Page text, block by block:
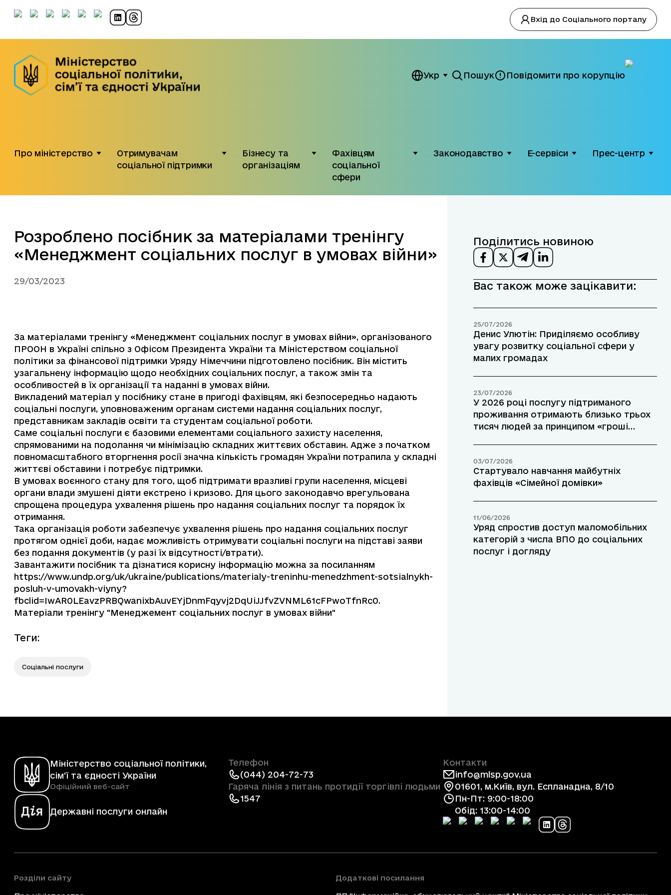
Вхід до Соціального порталу
Укр Пошук Повідомити про корупцію
Про міністерство
Отримувачам
соціальної підтримки
Бізнесу та
організаціям
Фахівцям
соціальної
сфери
Законодавство Е-сервіси Прес-центр
Розроблено посібник за матеріалами тренінгу
«Менеджмент соціальних послуг в умовах війни»
29/03/2023
За матеріалами тренінгу «Менеджмент соціальних послуг в умовах війни», організованого
ПРООН в Україні спільно з Офісом Президента України та Міністерством соціальної
політики за фінансової підтримки Уряду Німеччини підготовлено посібник. Він містить
узагальнену інформацію щодо необхідних соціальних послуг, а також змін та
особливостей в їх організації та наданні в умовах війни.
Викладений матеріал у посібнику стане в пригоді фахівцям, які безпосередньо надають
соціальні послуги, уповноваженим органам системи надання соціальних послуг,
представникам закладів освіти та студентам соціальної роботи.
Саме соціальні послуги є базовими елементами соціального захисту населення,
спрямованими на подолання чи мінімізацію складних життєвих обставин. Адже з початком
повномасштабного вторгнення росії значна кількість громадян України потрапила у складні
життєві обставини і потребує підтримки.
В умовах воєнного стану для того, щоб підтримати вразливі групи населення, місцеві
органи влади змушені діяти екстрено і кризово. Для цього законодавчо врегульована
спрощена процедура ухвалення рішень про надання соціальних послуг та порядок їх
отримання.
Така організація роботи забезпечує ухвалення рішень про надання соціальних послуг
протягом однієї доби, надає можливість отримувати соціальні послуги на підставі заяви
без подання документів (у разі їх відсутності/втрати).
Завантажити посібник та дізнатися корисну інформацію можна за посиланням
https://www.undp.org/uk/ukraine/publications/materialy-treninhu-menedzhment-sotsialnykh-
posluh-v-umovakh-viyny?
fbclid=IwAR0LEavzPRBQwanixbAuvEYjDnmFqyvj2DqUiJJfvZVNML61cFPwoTfnRc0.
Матеріали тренінгу "Менеджемент соціальних послуг в умовах війни"
Теги:
Соціальні послуги
Поділитись новиною
Вас також може зацікавити:
25/07/2026
Денис Улютін: Приділяємо особливу
увагу розвитку соціальної сфери у
малих громадах
23/07/2026
У 2026 році послугу підтриманого
проживання отримають близько трьох
тисяч людей за принципом «гроші
03/07/2026
Стартувало навчання майбутніх
фахівців «Сімейної домівки»
11/06/2026
Уряд спростив доступ маломобільних
категорій з числа ВПО до соціальних
послуг і догляду
Міністерство соціальної політики,
сім'ї та єдності України
Офіційний веб-сайт
Державні послуги онлайн
Телефон
(044) 204-72-73
Гаряча лінія з питань протидії торгівлі людьми
1547
Контакти
info@mlsp.gov.ua
01601, м.Київ, вул. Еспланадна, 8/10
Пн-Пт: 9:00-18:00
Обід: 13:00-14:00
Розділи сайту Додаткові посилання